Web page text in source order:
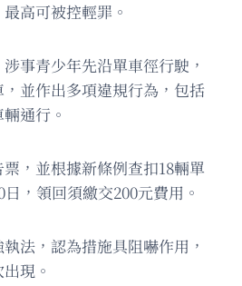
高可被控輕罪。
事青少年先沿單車徑行駛，
並作出多項違規行為，包括
通行。
，並根據新條例查扣18輛單
，領回須繳交200元費用。
法，認為措施具阻嚇作用，
現。